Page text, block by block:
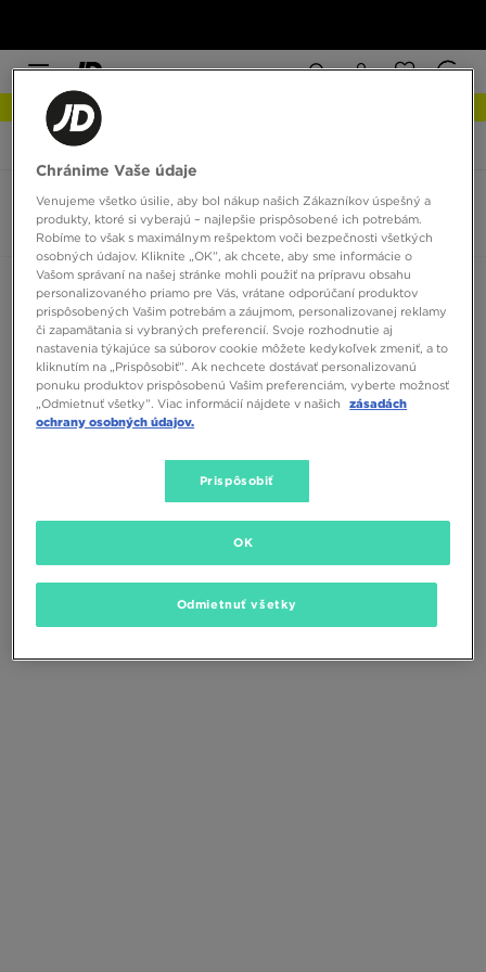
JD Sports Emporio Armani Milano
Emporio Armani Milano
0 produktov
Zoradiť:Odporúčané Filtrovať
Žiadne produkty na zobrazenie
Zmeňte kritériá vyhľadávania alebo
odstráňte vybrané filtre
Chránime Vaše údaje
Venujeme všetko úsilie, aby bol nákup našich Zákazníkov úspešný a
produkty, ktoré si vyberajú – najlepšie prispôsobené ich potrebám.
Robíme to však s maximálnym rešpektom voči bezpečnosti všetkých
osobných údajov. Kliknite „OK”, ak chcete, aby sme informácie o
Vašom správaní na našej stránke mohli použiť na prípravu obsahu
personalizovaného priamo pre Vás, vrátane odporúčaní produktov
prispôsobených Vašim potrebám a záujmom, personalizovanej reklamy
či zapamätania si vybraných preferencií. Svoje rozhodnutie aj
nastavenia týkajúce sa súborov cookie môžete kedykoľvek zmeniť, a to
kliknutím na „Prispôsobiť”. Ak nechcete dostávať personalizovanú
ponuku produktov prispôsobenú Vašim preferenciám, vyberte možnosť
„Odmietnuť všetky”. Viac informácií nájdete v našich
zásadách
ochrany osobných údajov.
Prispôsobiť
Odmietnuť všetky
OK